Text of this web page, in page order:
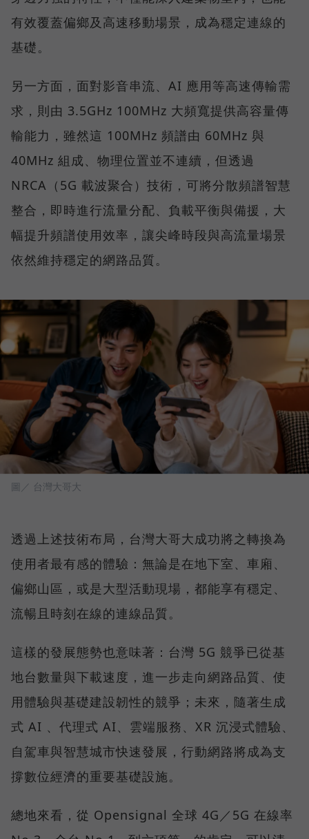
有效覆蓋偏鄉及高速移動場景，成為穩定連線的
基礎。
另一方面，面對影音串流、AI 應用等高速傳輸需
求，則由 3.5GHz 100MHz 大頻寬提供高容量傳
輸能力，雖然這 100MHz 頻譜由 60MHz 與
40MHz 組成、物理位置並不連續，但透過
NRCA（5G 載波聚合）技術，可將分散頻譜智慧
整合，即時進行流量分配、負載平衡與備援，大
幅提升頻譜使用效率，讓尖峰時段與高流量場景
依然維持穩定的網路品質。
圖／ 台灣大哥大
透過上述技術布局，台灣大哥大成功將之轉換為
使用者最有感的體驗：無論是在地下室、車廂、
偏鄉山區，或是大型活動現場，都能享有穩定、
流暢且時刻在線的連線品質。
這樣的發展態勢也意味著：台灣 5G 競爭已從基
地台數量與下載速度，進一步走向網路品質、使
用體驗與基礎建設韌性的競爭；未來，隨著生成
式 AI 、代理式 AI、雲端服務、XR 沉浸式體驗、
自駕車與智慧城市快速發展，行動網路將成為支
撐數位經濟的重要基礎設施。
總地來看，從 Opensignal 全球 4G／5G 在線率